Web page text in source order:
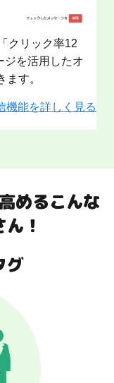
クリック率12
ジを活用したオ
す。
機能を詳しく見る
めるこんな
！
グ